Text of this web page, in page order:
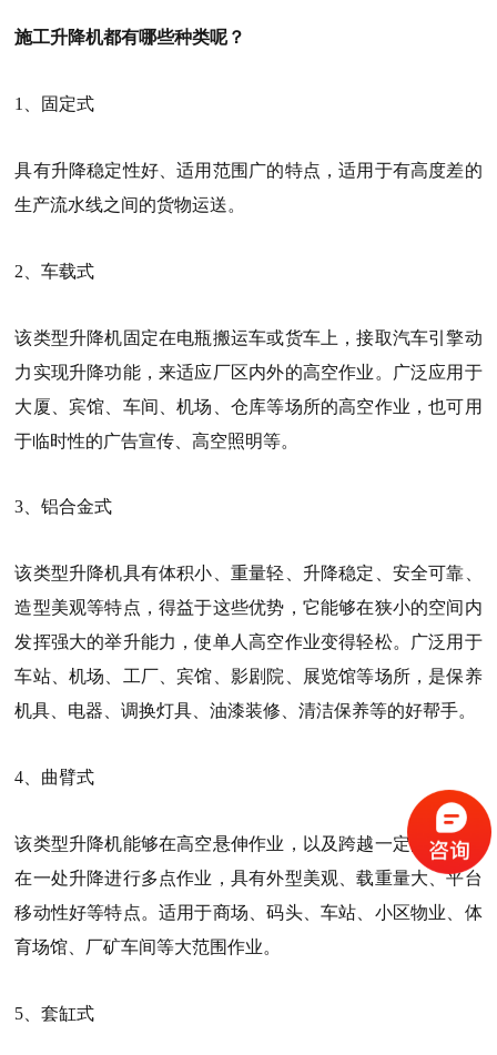
施工升降机都有哪些种类呢？
1、固定式
具有升降稳定性好、适用范围广的特点，适用于有高度差的
生产流水线之间的货物运送。
2、车载式
该类型升降机固定在电瓶搬运车或货车上，接取汽车引擎动
力实现升降功能，来适应厂区内外的高空作业。广泛应用于
大厦、宾馆、车间、机场、仓库等场所的高空作业，也可用
于临时性的广告宣传、高空照明等。
3、铝合金式
该类型升降机具有体积小、重量轻、升降稳定、安全可靠、
造型美观等特点，得益于这些优势，它能够在狭小的空间内
发挥强大的举升能力，使单人高空作业变得轻松。广泛用于
车站、机场、工厂、宾馆、影剧院、展览馆等场所，是保养
机具、电器、调换灯具、油漆装修、清洁保养等的好帮手。
4、曲臂式
该类型升降机能够在高空悬伸作业，以及跨越一定的障碍或
在一处升降进行多点作业，具有外型美观、载重量大、平台
移动性好等特点。适用于商场、码头、车站、小区物业、体
育场馆、厂矿车间等大范围作业。
5、套缸式